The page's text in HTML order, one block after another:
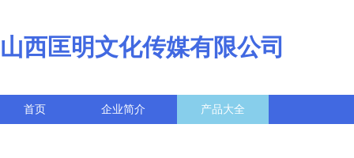
山西匡明文化传媒有限公司
首页 企业简介 产品大全